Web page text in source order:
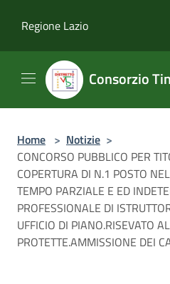
Regione Lazio
Consorzio
Home > Notizie >
CONCORSO PUBBLICO PER
COPERTURA DI N.1 POSTO
TEMPO PARZIALE E ED
PROFESSIONALE DI
UFFICIO DI PIANO.RISEVATO
PROTETTE.AMMISSIONE DEI